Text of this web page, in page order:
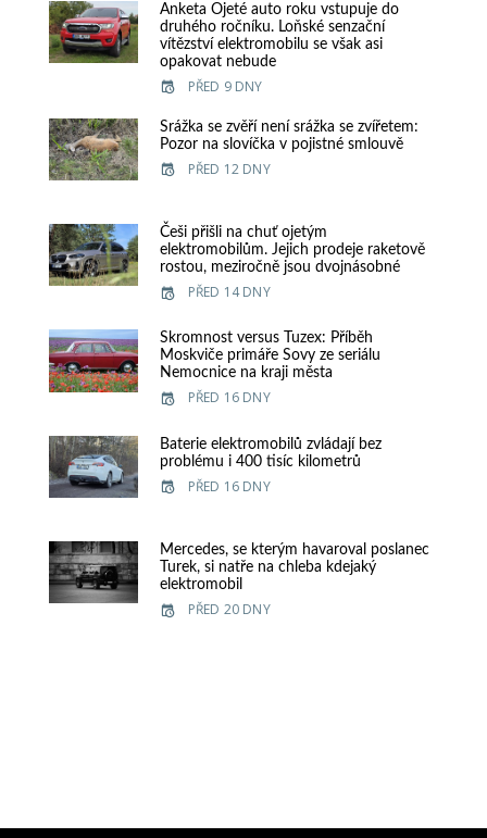
Anketa Ojeté auto roku vstupuje do
druhého ročníku. Loňské senzační
vítězství elektromobilu se však asi
opakovat nebude
PŘED 9 DNY
Srážka se zvěří není srážka se zvířetem:
Pozor na slovíčka v pojistné smlouvě
PŘED 12 DNY
Češi přišli na chuť ojetým
elektromobilům. Jejich prodeje raketově
rostou, meziročně jsou dvojnásobné
PŘED 14 DNY
Skromnost versus Tuzex: Příběh
Moskviče primáře Sovy ze seriálu
Nemocnice na kraji města
PŘED 16 DNY
Baterie elektromobilů zvládají bez
problému i 400 tisíc kilometrů
PŘED 16 DNY
Mercedes, se kterým havaroval poslanec
Turek, si natře na chleba kdejaký
elektromobil
PŘED 20 DNY